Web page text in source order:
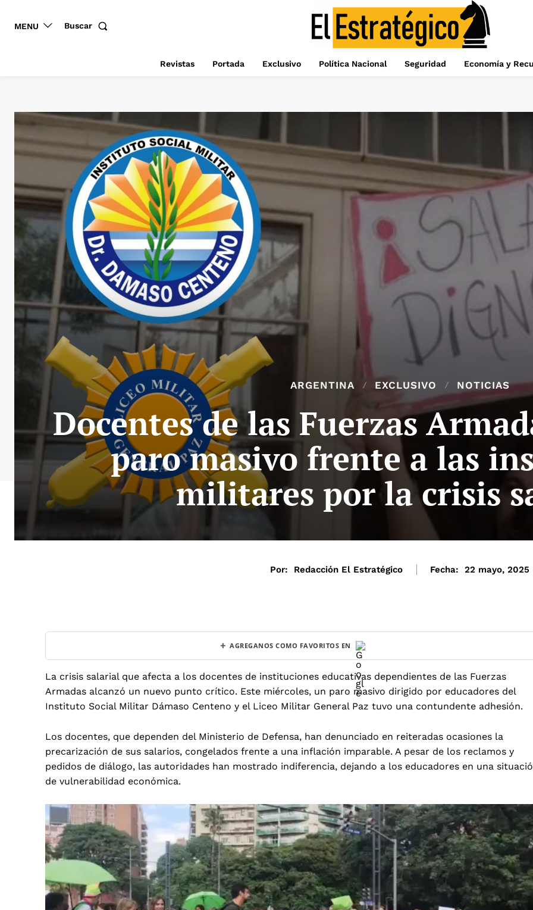
MENU Buscar
Revistas Portada Exclusivo Política Nacional Seguridad Economía y
ARGENTINA EXCLUSIVO NOTICIAS
Docentes de las Fuerzas
paro masivo frente a las
militares por la crisis
Por: Redacción El Estratégico Fecha: 22 mayo, 2025
+ AGREGANOS COMO FAVORITOS EN
La crisis salarial que afecta a los docentes de instituciones educativas dependientes de las Fuerzas
Armadas alcanzó un nuevo punto crítico. Este miércoles, un paro masivo dirigido por educadores del
Instituto Social Militar Dámaso Centeno y el Liceo Militar General Paz tuvo una contundente adhesión.
Los docentes, que dependen del Ministerio de Defensa, han denunciado en reiteradas ocasiones la
precarización de sus salarios, congelados frente a una inflación imparable. A pesar de los reclamos y
pedidos de diálogo, las autoridades han mostrado indiferencia, dejando a los educadores en una
de vulnerabilidad económica.